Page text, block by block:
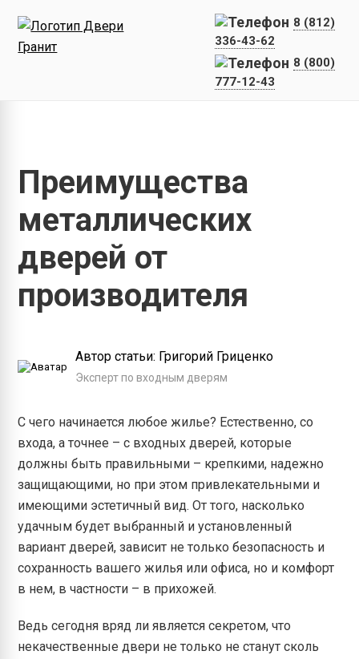
8 (812)
336-43-62
8 (800)
777-12-43
Преимущества металлических дверей от
Преимущества
металлических
дверей от
производителя
Автор статьи: Григорий Гриценко
Эксперт по входным дверям
С чего начинается любое жилье? Естественно, со
входа, а точнее – с входных дверей, которые
должны быть правильными – крепкими, надежно
защищающими, но при этом привлекательными и
имеющими эстетичный вид. От того, насколько
удачным будет выбранный и установленный
вариант дверей, зависит не только безопасность и
сохранность вашего жилья или офиса, но и комфорт
в нем, в частности – в прихожей.
Ведь сегодня вряд ли является секретом, что
некачественные двери не только не станут сколь